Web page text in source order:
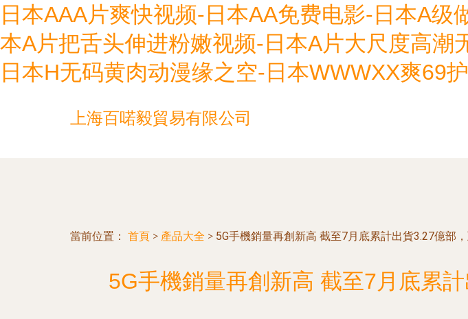
日本AAA片爽快视频-日本AA免费电影-日本A
本A片把舌头伸进粉嫩视频-日本A片大尺度高
日本H无码黄肉动漫缘之空-日本WWWXX爽69
上海百喏毅貿易有限公司
當前位置： 首頁 > 產品大全 > 5G手機銷量再創新高 截至7月底累計出貨3.27億部
5G手機銷量再創新高 截至7月底累